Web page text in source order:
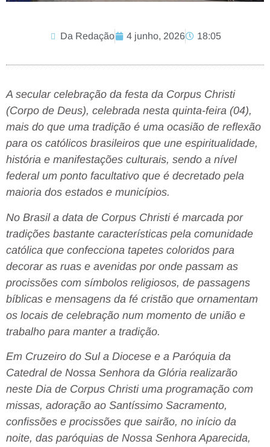
Da Redação 4 junho, 2026 18:05
A secular celebração da festa da Corpus Christi
(Corpo de Deus), celebrada nesta quinta-feira (04),
mais do que uma tradição é uma ocasião de reflexão
para os católicos brasileiros que une espiritualidade,
história e manifestações culturais, sendo a nível
federal um ponto facultativo que é decretado pela
maioria dos estados e municípios.
No Brasil a data de Corpus Christi é marcada por
tradições bastante características pela comunidade
católica que confecciona tapetes coloridos para
decorar as ruas e avenidas por onde passam as
procissões com símbolos religiosos, de passagens
bíblicas e mensagens da fé cristão que ornamentam
os locais de celebração num momento de união e
trabalho para manter a tradição.
Em Cruzeiro do Sul a Diocese e a Paróquia da
Catedral de Nossa Senhora da Glória realizarão
neste Dia de Corpus Christi uma programação com
missas, adoração ao Santíssimo Sacramento,
confissões e procissões que sairão, no início da
noite, das paróquias de Nossa Senhora Aparecida,